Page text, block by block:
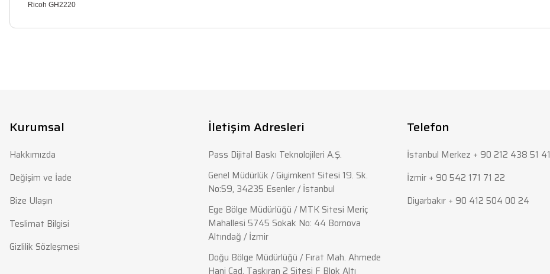
Ricoh GH2220
Ürün açıklamasında eksik bilgiler bulunuyor.
Ürün fiyatı diğer sitelerden daha pahalı.
Bu ürüne benzer farklı alternatifler olmalı.
Kurumsal
Hakkımızda
Değişim ve İade
Bize Ulaşın
Teslimat Bilgisi
Gizlilik Sözleşmesi
İletişim Adresleri
Pass Dijital Baskı Teknolojileri A.Ş.
Genel Müdürlük / Giyimkent Sitesi 19. Sk.
No:59, 34235 Esenler / İstanbul
Ege Bölge Müdürlüğü / MTK Sitesi Meriç
Mahallesi 5745 Sokak No: 44 Bornova
Altındağ / İzmir
Doğu Bölge Müdürlüğü / Fırat Mah. Ahmede
Hani Cad. Taşkıran 2 Sitesi F Blok Altı
Telefon
İstanbul Merkez + 90 212 438 51 41
İzmir + 90 542 171 71 22
Diyarbakır + 90 412 504 00 24